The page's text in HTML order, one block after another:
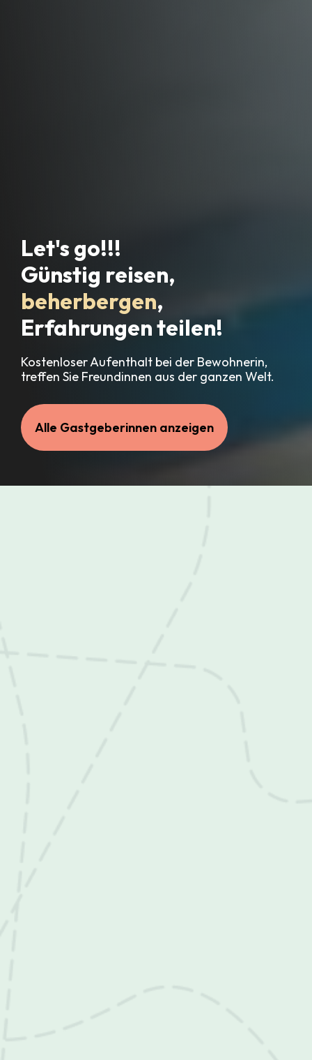
Let's go!!!
Günstig reisen,
beherbergen,
Erfahrungen teilen!
Kostenloser Aufenthalt bei der Bewohnerin,
treffen Sie Freundinnen aus der ganzen Welt.
Alle Gastgeberinnen anzeigen